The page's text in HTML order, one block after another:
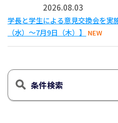
2026.08.03
学長と学生による意見交換会を実
（水）～7月9日（木）】
NEW
条件検索